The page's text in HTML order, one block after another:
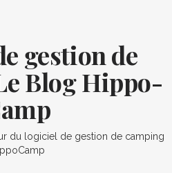
gestion de
Blog Hippo-
du logiciel de gestion de camping